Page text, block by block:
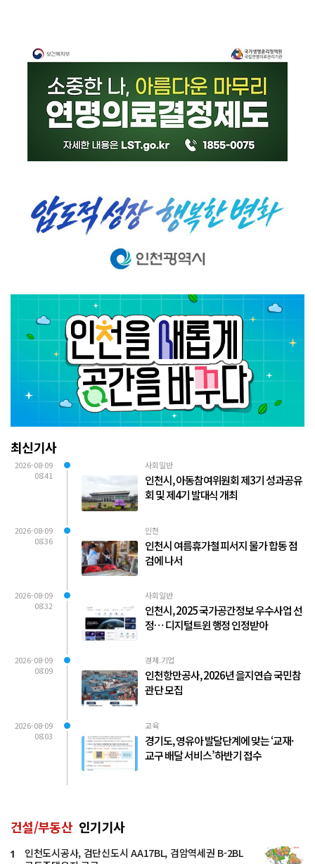
최신기사
2026-08-09
08:41
사회일반
인천시, 아동참여위원회 제3기 성과공유
회 및 제4기 발대식 개최
2026-08-09
08:36
인천
인천시 여름휴가철 피서지 물가 합동 점
검에 나서
2026-08-09
08:32
사회일반
인천시, 2025 국가공간정보 우수사업 선
정… 디지털트윈 행정 인정받아
2026-08-09
08:09
경제.기업
인천항만공사, 2026년 을지연습 국민참
관단 모집
2026-08-09
08:03
교육
경기도, 영유아 발달단계에 맞는 ‘교재·
교구 배달 서비스’ 하반기 접수
건설/부동산 인기기사
1
인천도시공사, 검단신도시 AA17BL, 검암역세권 B-2BL